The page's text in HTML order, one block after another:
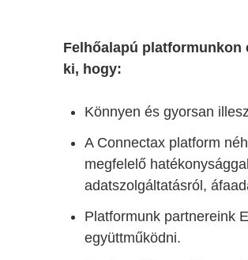
Felhőalapú
ki, hogy:
Könnyen és gyorsan
A Connectax platform
megfelelő
adatszolgáltatásról,
Platformunk partnereink
együttműködni.